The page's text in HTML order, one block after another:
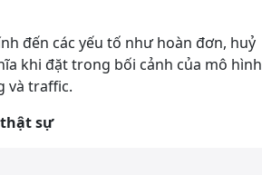
đến các yếu tố như hoàn đơn, huỷ
khi đặt trong bối cảnh của mô hình
và traffic.
sự